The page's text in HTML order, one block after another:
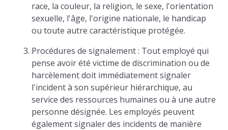
race, la couleur, la religion, le sexe, l'orientation
sexuelle, l'âge, l'origine nationale, le handicap
ou toute autre caractéristique protégée.
Procédures de signalement : Tout employé qui
pense avoir été victime de discrimination ou de
harcèlement doit immédiatement signaler
l'incident à son supérieur hiérarchique, au
service des ressources humaines ou à une autre
personne désignée. Les employés peuvent
également signaler des incidents de manière